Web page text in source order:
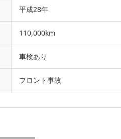
平成28年
110,000km
車検あり
フロント事故